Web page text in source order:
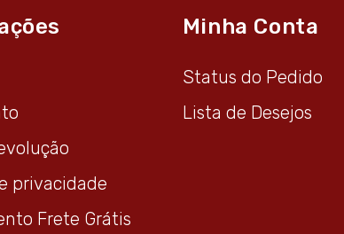
privacidade
Frete Grátis
Minha Conta
Status do Pedido
Lista de Desejos